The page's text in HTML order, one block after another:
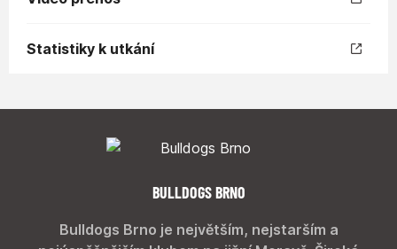
Statistiky k utkání
BULLDOGS BRNO
Bulldogs Brno je největším, nejstarším a